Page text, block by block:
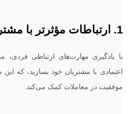
1. ارتباطات مؤثرتر با مشتریان
با یادگیری مهارت‌های ارتباطی فردی،
اعتمادی با مشتریان خود بسازید، که
موفقیت در معاملات کمک می‌کند.